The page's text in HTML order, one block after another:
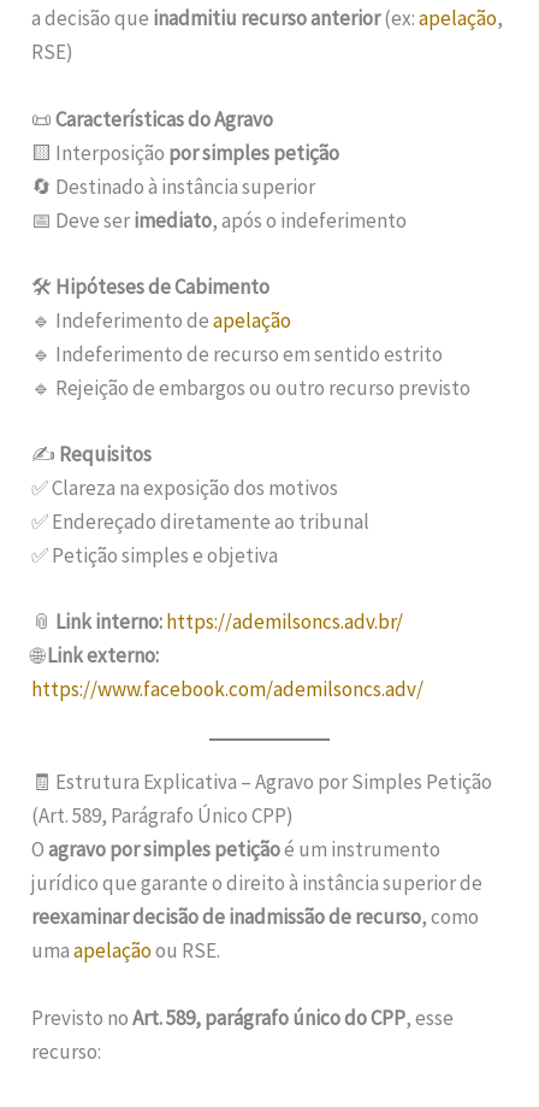
a decisão que inadmitiu recurso anterior(ex:apelação,
RSE)
📜Características do Agravo
🟨 Interposição por simples petição
🔄 Destinado à instância superior
📅 Deve serimediato, após o indeferimento
🛠️ Hipóteses de Cabimento
🔹 Indeferimento deapelação
🔹 Indeferimento de recurso em sentido estrito
🔹 Rejeição de embargos ou outro recurso previsto
✍️ Requisitos
✅ Clareza na exposição dos motivos
✅ Endereçado diretamente ao tribunal
✅ Petição simples e objetiva
📎 Link interno:https://ademilsoncs.adv.br/
🌐Link externo:
https://www.facebook.com/ademilsoncs.adv/
🧾 Estrutura Explicativa – Agravo por Simples Petição
(Art. 589, Parágrafo Único CPP)
Oagravo por simples petiçãoé um instrumento
jurídico que garante o direito à instância superior de
reexaminar decisão de inadmissão de recurso, como
umaapelaçãoou RSE.
Previsto noArt. 589, parágrafo único do CPP, esse
recurso: